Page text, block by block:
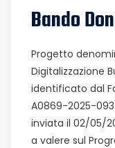
Bando
Progetto
Digitalizzazione
identificato dal
A0869-2025-
inviata il 02/05/
a valere sul